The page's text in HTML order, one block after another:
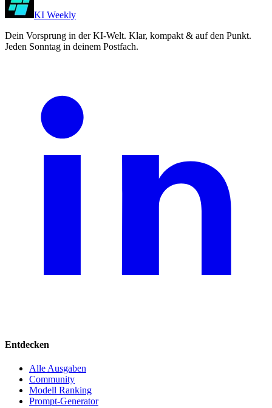
KI Weekly
Dein Vorsprung in der KI-Welt. Klar, kompakt & auf den Punkt.
Jeden Sonntag in deinem Postfach.
Entdecken
Alle Ausgaben
Community
Modell Ranking
Prompt-Generator